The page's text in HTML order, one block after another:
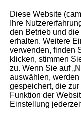
D180-062
HDR-Modus
Sie können Einzelbilder
verringerten Schatten
auch in kontrastreichen
effektiv für
Diese Website
Ihre
den Betrieb und
erhalten. Weitere
verwenden, finden
klicken, stimmen
zu. Wenn Sie auf „
auswählen,
gespeichert, die
Funktion der
Einstellung